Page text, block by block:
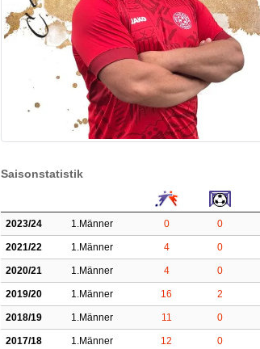
Saisonstatistik
2023/24 1.Männer 0 0
2021/22 1.Männer 4 0
2020/21 1.Männer 4 0
2019/20 1.Männer 16 2
2018/19 1.Männer 11 0
2017/18 1.Männer 12 0